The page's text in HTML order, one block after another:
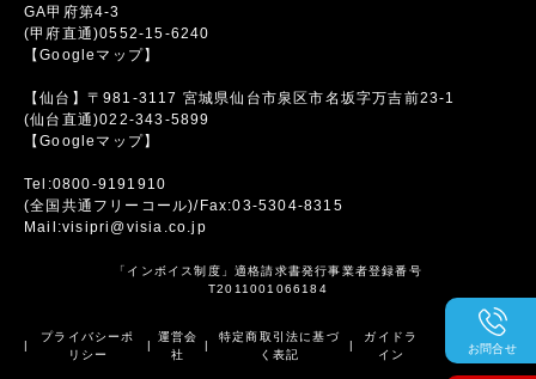
お問合せ
GA甲府第4-3
(甲府直通)0552-15-6240
【Googleマップ】
【仙台】〒981-3117 宮城県仙台市泉区市名坂字万吉前23-1
(仙台直通)022-343-5899
【Googleマップ】
Tel:0800-9191910
(全国共通フリーコール)/Fax:03-5304-8315
Mail:visipri@visia.co.jp
「インボイス制度」適格請求書発行事業者登録番号
T2011001066184
|
プライバシーポ
リシー
|
運営会
社
|
特定商取引法に基づ
く表記
|
ガイドラ
イン